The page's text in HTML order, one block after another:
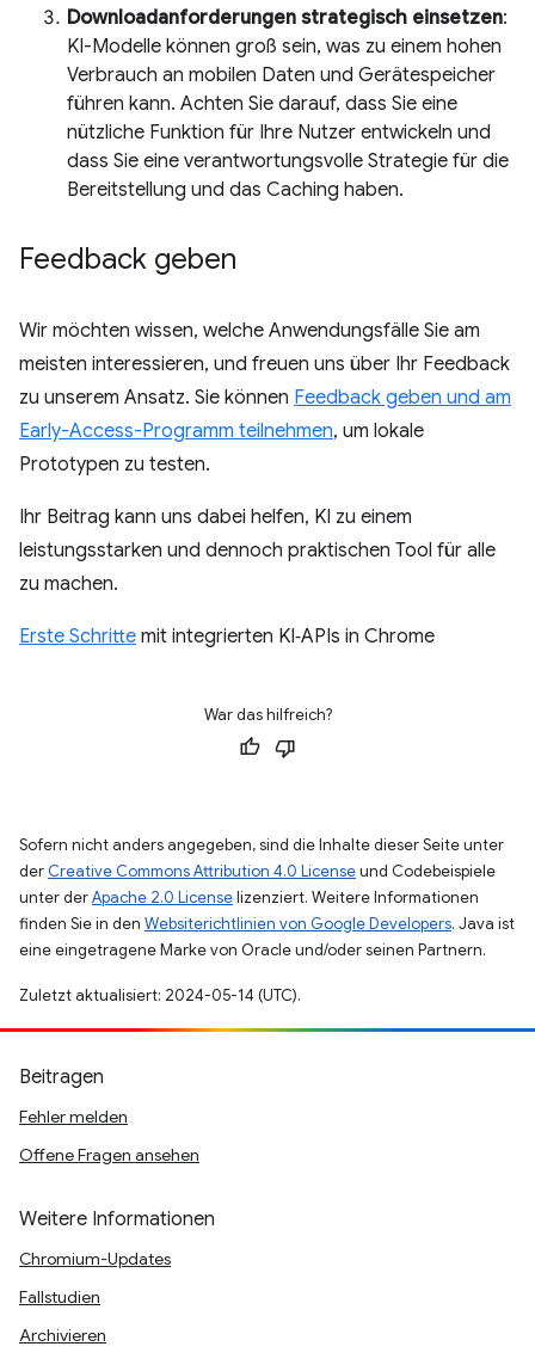
Downloadanforderungen strategisch einsetzen:
KI-Modelle können groß sein, was zu einem hohen
Verbrauch an mobilen Daten und Gerätespeicher
führen kann. Achten Sie darauf, dass Sie eine
nützliche Funktion für Ihre Nutzer entwickeln und
dass Sie eine verantwortungsvolle Strategie für die
Bereitstellung und das Caching haben.
Feedback geben
Wir möchten wissen, welche Anwendungsfälle Sie am
meisten interessieren, und freuen uns über Ihr Feedback
zu unserem Ansatz. Sie können Feedback geben und am
Early-Access-Programm teilnehmen, um lokale
Prototypen zu testen.
Ihr Beitrag kann uns dabei helfen, KI zu einem
leistungsstarken und dennoch praktischen Tool für alle
zu machen.
Erste Schritte mit integrierten KI‑APIs in Chrome
War das hilfreich?
Sofern nicht anders angegeben, sind die Inhalte dieser Seite unter
der Creative Commons Attribution 4.0 Licenseund Codebeispiele
unter derApache 2.0 Licenselizenziert. Weitere Informationen
finden Sie in den Websiterichtlinien von Google Developers. Java ist
eine eingetragene Marke von Oracle und/oder seinen Partnern.
Zuletzt aktualisiert: 2024-05-14 (UTC).
Beitragen
Fehler melden
Offene Fragen ansehen
Weitere Informationen
Chromium-Updates
Fallstudien
Archivieren